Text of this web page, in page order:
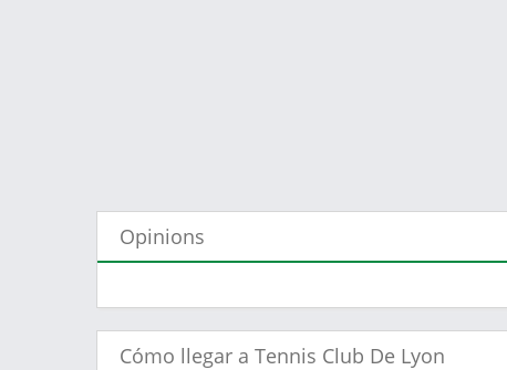
Opinions
Cómo llegar a Tennis Club De Lyon